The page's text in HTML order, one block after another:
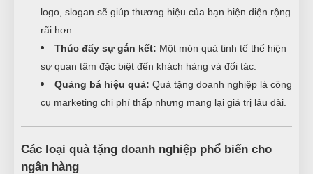
logo, slogan sẽ giúp thương hiệu của bạn hiện diện rộng
rãi hơn.
Thúc đẩy sự gắn kết: Một món quà tinh tế thể hiện
sự quan tâm đặc biệt đến khách hàng và đối tác.
Quảng bá hiệu quả: Quà tặng doanh nghiệp là công
cụ marketing chi phí thấp nhưng mang lại giá trị lâu dài.
Các loại quà tặng doanh nghiệp phổ biến cho
ngân hàng